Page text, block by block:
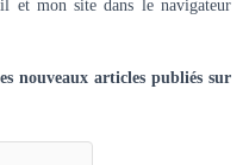
et mon site dans le navigateur
nouveaux articles publiés sur